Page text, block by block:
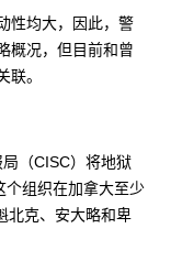
性均大，因此，警
概况，但目前和曾
联。
（CISC）将地狱
个组织在加拿大至少
北克、安大略和卑